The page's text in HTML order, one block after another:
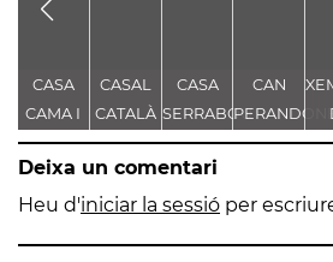
CASA
CAMA I
ESCURRA
CASAL
CATALÀ
CASA
SERRABOU
CAN
- CASA
FARJAS
Deixa un comentari
Heu d'iniciar la sessió per